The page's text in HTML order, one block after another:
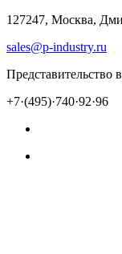
127247, Москва,
sales@p-industry.ru
Представительство
+7·(495)·740·92·96